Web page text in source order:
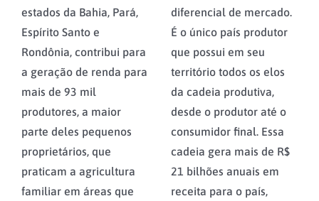
estados da Bahia, Pará,
Espírito Santo e
Rondônia, contribui para
a geração de renda para
mais de 93 mil
produtores, a maior
parte deles pequenos
proprietários, que
praticam a agricultura
familiar em áreas que
diferencial de mercado.
É o único país produtor
que possui em seu
território todos os elos
da cadeia produtiva,
desde o produtor até o
consumidor final. Essa
cadeia gera mais de R$
21 bilhões anuais em
receita para o país,